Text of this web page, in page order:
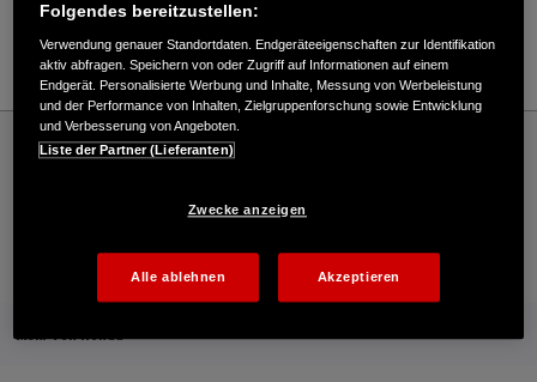
0461/9957980
E-Mail
Honda
Industrie
Motorgeräte Flensburg - Industrial – Honda - HONDA Deutschland Offizielle Website
Mehr von Honda
Folgendes bereitzustellen:
Verwendung genauer Standortdaten. Endgeräteeigenschaften zur Identifikation
aktiv abfragen. Speichern von oder Zugriff auf Informationen auf einem
Endgerät. Personalisierte Werbung und Inhalte, Messung von Werbeleistung
und der Performance von Inhalten, Zielgruppenforschung sowie Entwicklung
und Verbesserung von Angeboten.
Liste der Partner (Lieferanten)
Zwecke anzeigen
Alle ablehnen Akzeptieren